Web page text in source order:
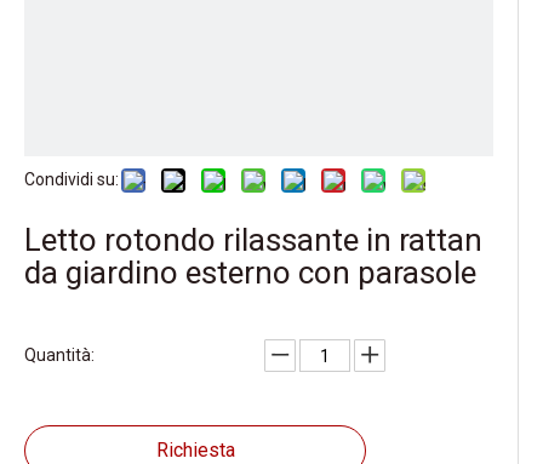
Condividi su:
Letto rotondo rilassante in rattan
da giardino esterno con parasole
Quantità:
Richiesta